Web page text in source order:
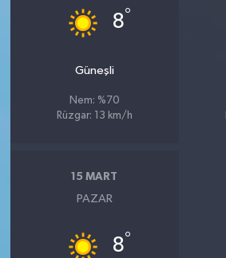
8°
Güneşli
Nem: %70
Rüzgar: 13 km/h
15 MART
PAZAR
8°